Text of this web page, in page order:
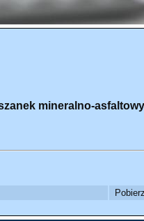
mineralno-